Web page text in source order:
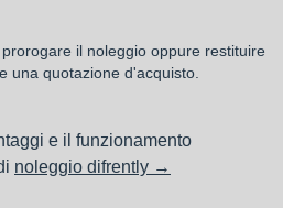
il noleggio oppure restituire
una quotazione d'acquisto.
e il funzionamento
noleggio difrently →